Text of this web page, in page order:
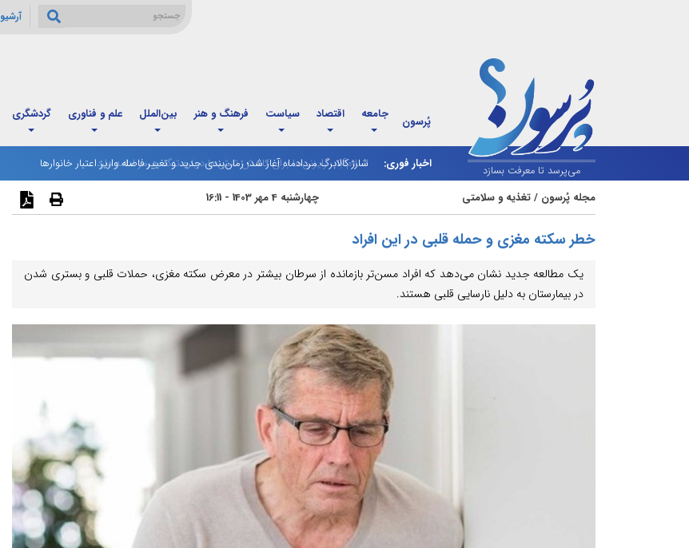
آرشیو
می‌پرسد تا معرفت بسازد
پُرسون جامعه اقتصاد سیاست فرهنگ و هنر بین‌الملل علم و فناوری گردشگری
اخبار فوری:
شارژ کالابرگ مردادماه آغاز شد؛ زمان‌بندی جدید و تغییر فاصله واریز اعتبار خانوارها
مجله پُرسون /تغذیه و سلامتی چهارشنبه 4 مهر 1403 - 16:11
خطر سکته مغزی و حمله قلبی در این افراد
یک مطالعه جدید نشان می‌دهد که افراد مسن‌تر بازمانده از سرطان بیشتر در معرض سکته مغزی، حملات قلبی و بستری شدن
در بیمارستان به دلیل نارسایی قلبی هستند.